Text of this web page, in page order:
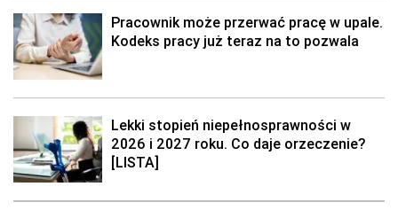
Pracownik może przerwać pracę w upale.
Kodeks pracy już teraz na to pozwala
Lekki stopień niepełnosprawności w
2026 i 2027 roku. Co daje orzeczenie?
[LISTA]